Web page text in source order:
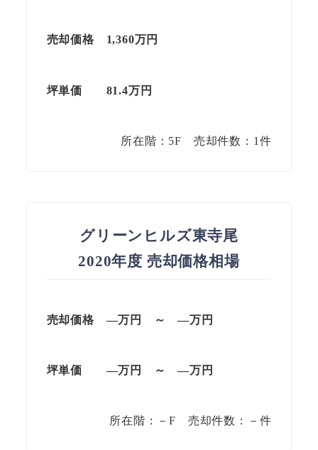
売却価格 1,360万円
坪単価 81.4万円
所在階：5F 売却件数：1件
グリーンヒルズ東寺尾
2020年度 売却価格相場
売却価格 —万円 ～ —万円
坪単価 —万円 ～ —万円
所在階：－F 売却件数：－件